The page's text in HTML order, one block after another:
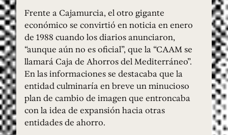
Frente a Cajamurcia, el otro gigante
económico se convirtió en noticia en enero
de 1988 cuando los diarios anunciaron,
“aunque aún no es oficial”, que la “CAAM se
llamará Caja de Ahorros del Mediterráneo”.
En las informaciones se destacaba que la
entidad culminaría en breve un minucioso
plan de cambio de imagen que entroncaba
con la idea de expansión hacia otras
entidades de ahorro.